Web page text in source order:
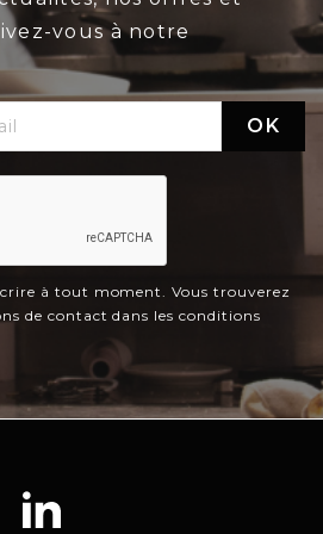
vous à notre
à tout moment. Vous trouverez
de contact dans les conditions